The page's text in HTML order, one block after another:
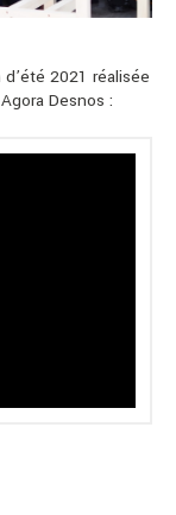
2021 réalisée
Desnos :